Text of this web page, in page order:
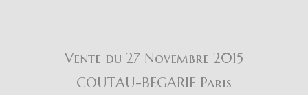
Vente du 27 Novembre 2015
COUTAU-BEGARIE Paris